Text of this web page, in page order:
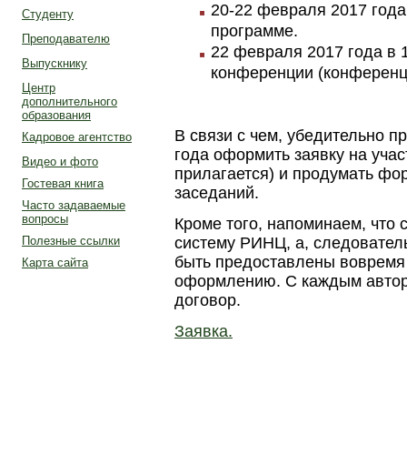
Студенту
Преподавателю
Выпускнику
Центр
дополнительного
образования
Кадровое агентство
Видео и фото
Гостевая книга
Часто задаваемые
вопросы
Полезные ссылки
Карта сайта
20-22 февраля 2017
программе.
22 февраля 2017 года в
конференции
В связи с чем, убедительно
года оформить заявку на
прилагается) и продумать
заседаний.
Кроме того, напоминаем, что
систему РИНЦ, а,
быть предоставлены
оформлению. С каждым
договор.
Заявка.